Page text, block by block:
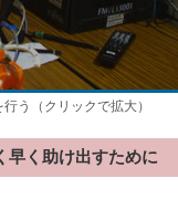
う（クリックで拡大）
早く助け出すために